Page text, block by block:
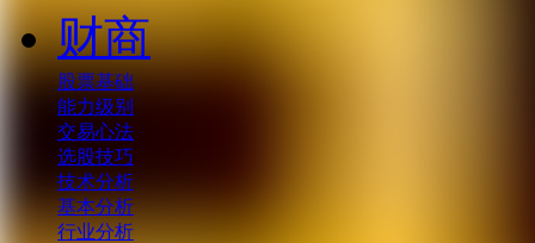
财商
股票基础
能力级别
交易心法
选股技巧
技术分析
基本分析
行业分析